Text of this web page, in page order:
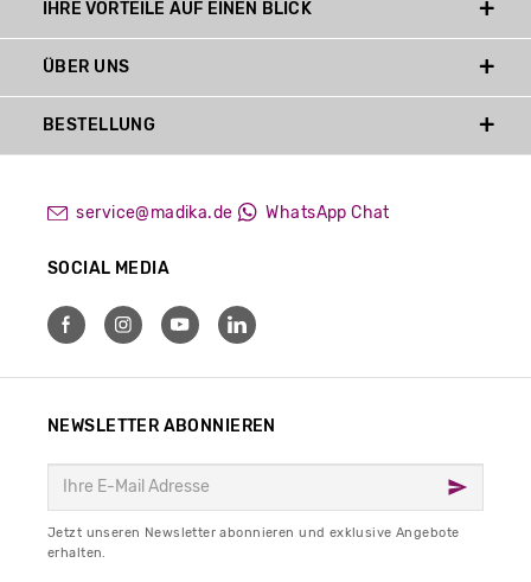
IHRE VORTEILE AUF EINEN BLICK
service@madika.de WhatsApp Chat
SOCIAL MEDIA
ÜBER UNS
BESTELLUNG
NEWSLETTER ABONNIEREN
Jetzt unseren Newsletter abonnieren und exklusive Angebote
erhalten.